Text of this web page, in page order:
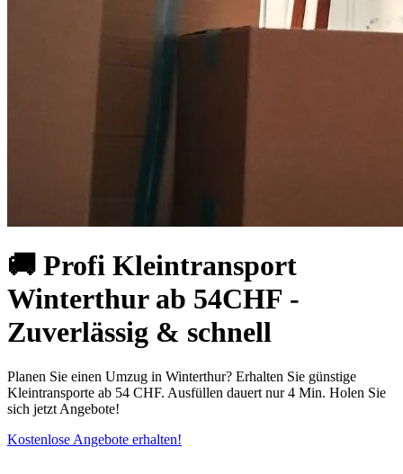
🚚 Profi Kleintransport
Winterthur ab 54CHF -
Zuverlässig & schnell
Planen Sie einen Umzug in Winterthur? Erhalten Sie günstige
Kleintransporte ab 54 CHF. Ausfüllen dauert nur 4 Min. Holen Sie
sich jetzt Angebote!
Kostenlose Angebote erhalten!